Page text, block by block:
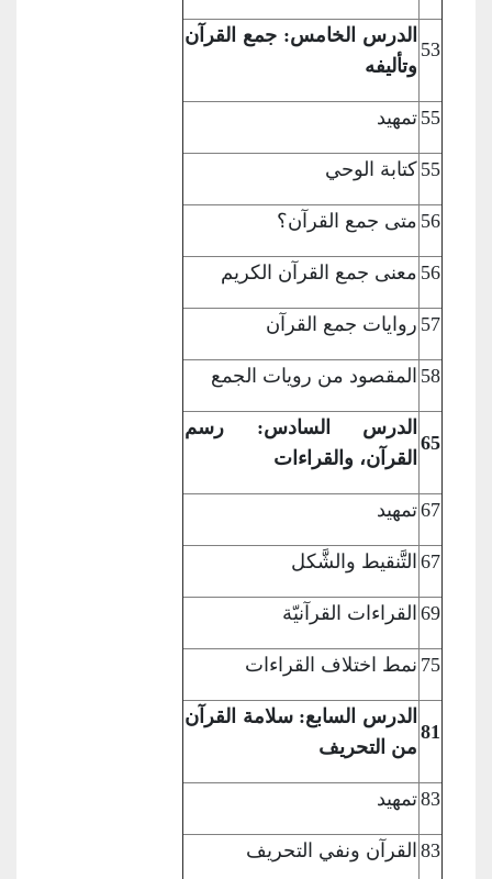
53 الدرس الخامس: جمع القرآن
وتأليفه
55 تمهيد
55 كتابة الوحي
56 متى جمع القرآن؟
56 معنى جمع القرآن الكريم
57 روايات جمع القرآن
58 المقصود من رويات الجمع
65
الدرس السادس: رسم
القرآن، والقراءات
67تمهيد
67 التَّنقيط والشَّكل
69 القراءات القرآنيّة
75 نمط اختلاف القراءات
81
الدرس السابع: سلامة القرآن
من التحريف
83تمهيد
83 القرآن ونفي التحريف